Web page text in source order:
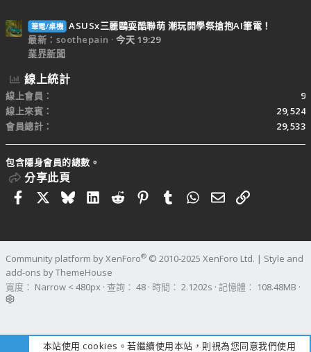
筆電/桌機 ASUSx三麗鷗耍酷聯萌 潮玩開學祭搶抱AI筆電！
最新：soothepain
今天 19:29
業界新聞
線上統計
線上會員
9
線上來賓
29,524
會員總計
29,533
包含隱身會員的總數。
分享此頁
FacebookBlueskyLinkedIn
RedditPinterestTumblrWhatsApp
電子郵件
連結
Community platform by XenForo® © 2010-2025 XenForo Ltd. | Style and
add-ons by ThemeHouse
寬度
查詢 48 時間 2.1202s 記憶體 108.48MB
本站使用 cookies。若繼續使用本站，則視為您同意我們使用